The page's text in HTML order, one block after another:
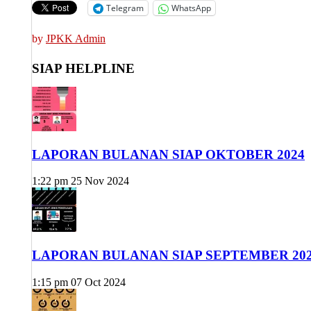
Telegram WhatsApp
by JPKK Admin
SIAP HELPLINE
LAPORAN BULANAN SIAP OKTOBER 2024
1:22 pm 25 Nov 2024
LAPORAN BULANAN SIAP SEPTEMBER
1:15 pm 07 Oct 2024